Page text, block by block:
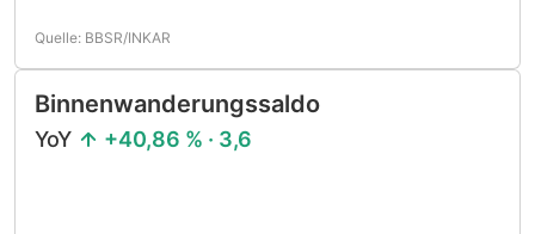
Quelle: BBSR/INKAR
Binnenwanderungssaldo
YoY +40,86 % · 3,6